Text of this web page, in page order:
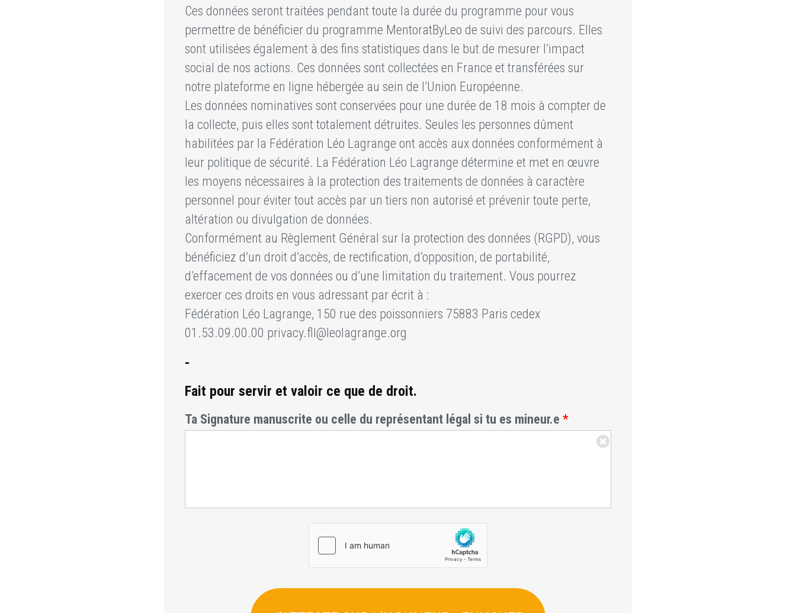
Ces données seront traitées pendant toute la durée du programme pour vous
permettre de bénéficier du programme MentoratByLeo de suivi des parcours. Elles
sont utilisées également à des fins statistiques dans le but de mesurer l’impact
social de nos actions. Ces données sont collectées en France et transférées sur
notre plateforme en ligne hébergée au sein de l’Union Européenne.
Les données nominatives sont conservées pour une durée de 18 mois à compter de
la collecte, puis elles sont totalement détruites. Seules les personnes dûment
habilitées par la Fédération Léo Lagrange ont accès aux données conformément à
leur politique de sécurité. La Fédération Léo Lagrange détermine et met en œuvre
les moyens nécessaires à la protection des traitements de données à caractère
personnel pour éviter tout accès par un tiers non autorisé et prévenir toute perte,
altération ou divulgation de données.
Conformément au Règlement Général sur la protection des données (RGPD), vous
bénéficiez d’un droit d’accès, de rectification, d’opposition, de portabilité,
d’effacement de vos données ou d’une limitation du traitement. Vous pourrez
exercer ces droits en vous adressant par écrit à :
Fédération Léo Lagrange, 150 rue des poissonniers 75883 Paris cedex
01.53.09.00.00 privacy.fll@leolagrange.org
-
Fait pour servir et valoir ce que de droit.
Ta Signature manuscrite ou celle du représentant légal si tu es mineur.e *